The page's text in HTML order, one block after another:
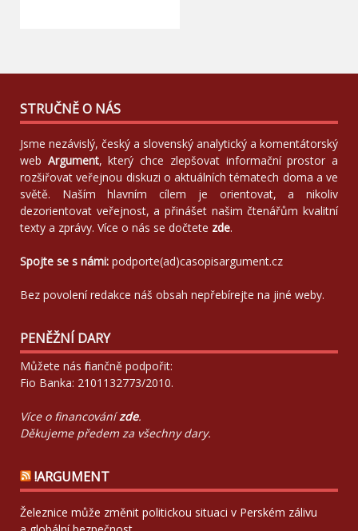
STRUČNĚ O NÁS
Jsme nezávislý, český a slovenský analytický a komentátorský
web Argument, který chce zlepšovat informační prostor a
rozšiřovat veřejnou diskuzi o aktuálních tématech doma a ve
světě. Naším hlavním cílem je orientovat, a nikoliv
dezorientovat veřejnost, a přinášet našim čtenářům kvalitní
texty a zprávy. Více o nás se dočtete zde.
Spojte se s námi: podporte(ad)casopisargument.cz
Bez povolení redakce náš obsah nepřebírejte na jiné weby.
PENĚŽNÍ DARY
Můžete nás finančně podpořit:
Fio Banka: 2101132773/2010.
Více o financovánízde.
Děkujeme předem za všechny dary.
!ARGUMENT
Železnice může změnit politickou situaci v Perském zálivu